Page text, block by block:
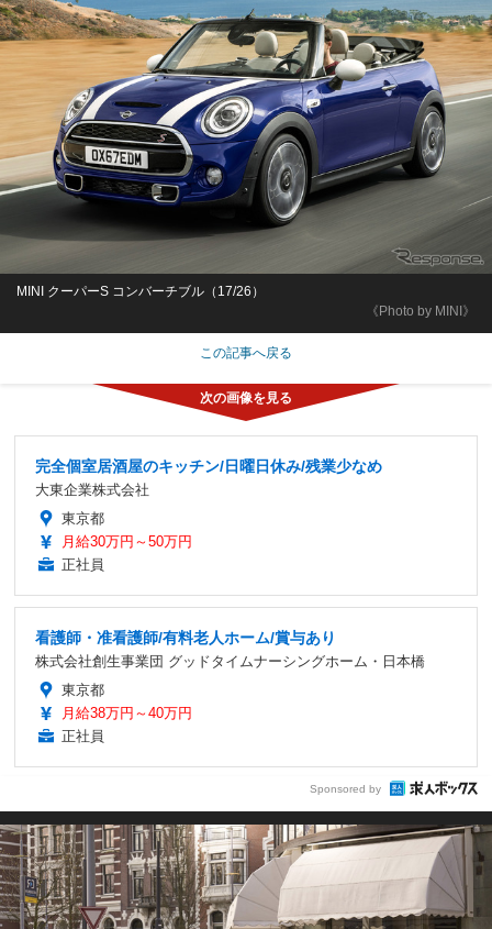
《Photo by MINI》
MINI クーパーS コンバーチブル（17/26）
この記事へ戻る
完全個室居酒屋のキッチン/日曜日休み/残業少なめ
大東企業株式会社
東京都
月給30万円～50万円
正社員
看護師・准看護師/有料老人ホーム/賞与あり
株式会社創生事業団 グッドタイムナーシングホーム・日本橋
東京都
月給38万円～40万円
正社員
Sponsored by